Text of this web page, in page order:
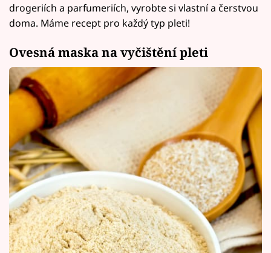
drogeriích a parfumeriích, vyrobte si vlastní a čerstvou
doma. Máme recept pro každý typ pleti!
Ovesná maska na vyčištění pleti